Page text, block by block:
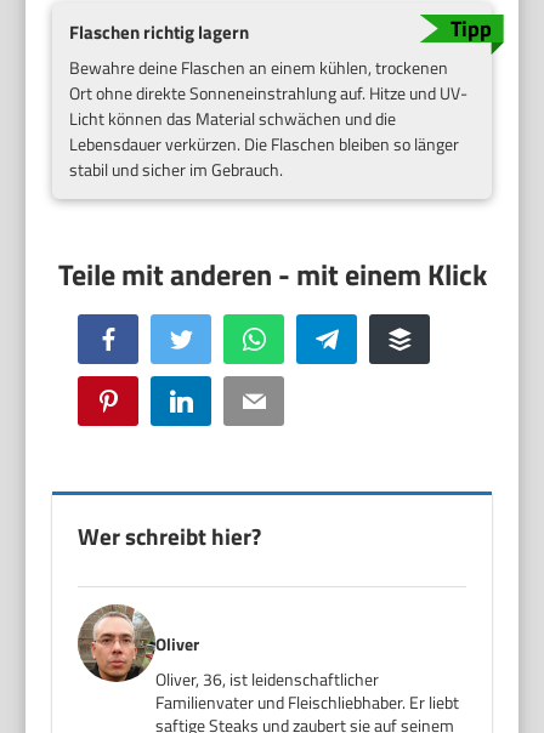
Flaschen richtig lagern
Bewahre deine Flaschen an einem kühlen, trockenen
Ort ohne direkte Sonneneinstrahlung auf. Hitze und UV-
Licht können das Material schwächen und die
Lebensdauer verkürzen. Die Flaschen bleiben so länger
stabil und sicher im Gebrauch.
Facebook Twitter WhatsApp Telegram Buffer
Pinterest LinkedIn Email
Wer schreibt hier?
Oliver
Oliver, 36, ist leidenschaftlicher
Familienvater und Fleischliebhaber. Er liebt
saftige Steaks und zaubert sie auf seinem